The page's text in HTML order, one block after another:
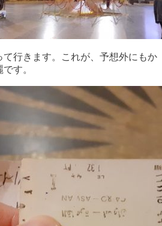
て行きます。これが、予想外にもか
す。